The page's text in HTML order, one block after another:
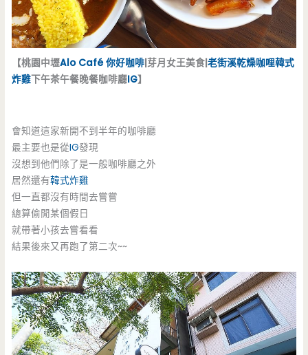
【桃園中壢Alo Café 你好咖啡|芽月女王美食|老街溪乾燥咖哩韓式
炸雞下午茶午餐晚餐咖啡廳IG】
會知道這家新開不到半年的咖啡廳
最主要也是從IG發現
沒想到他們除了是一般咖啡廳之外
居然還有韓式炸雞
但一直都沒有時間去嘗嘗
總算偷閒某個假日
就帶著小孩去嘗看看
結果後來又再跑了第二次~~